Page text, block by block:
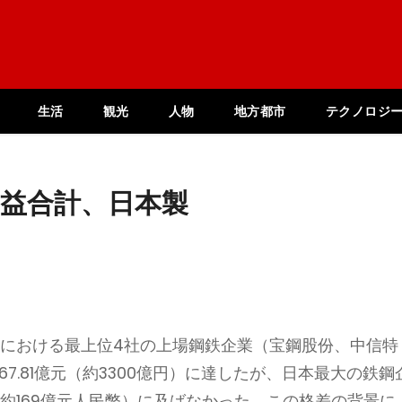
生活 観光 人物 地方都市 テクノロジ
合計、日本製
おける最上位4社の上場鋼鉄企業（宝鋼股份、中信特
億元（約3300億円）に達したが、日本最大の鉄鋼